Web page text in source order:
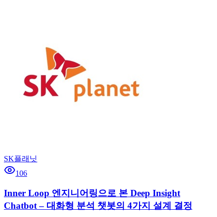
SK플래닛
106
Inner Loop 엔지니어링으로 본 Deep Insight
Chatbot – 대화형 분석 챗봇의 4가지 설계 결정